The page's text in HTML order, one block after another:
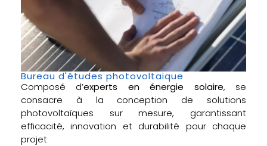
Bureau d'études photovoltaique
Composé d’experts en énergie solaire, se
consacre à la conception de solutions
photovoltaïques sur mesure, garantissant
efficacité, innovation et durabilité pour chaque
projet